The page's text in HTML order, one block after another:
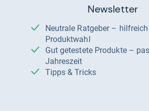
Newsletter
Neutrale Ratgeber – hilfreich für Ihre
Produktwahl
Gut getestete Produkte – passend zur
Jahreszeit
Tipps & Tricks